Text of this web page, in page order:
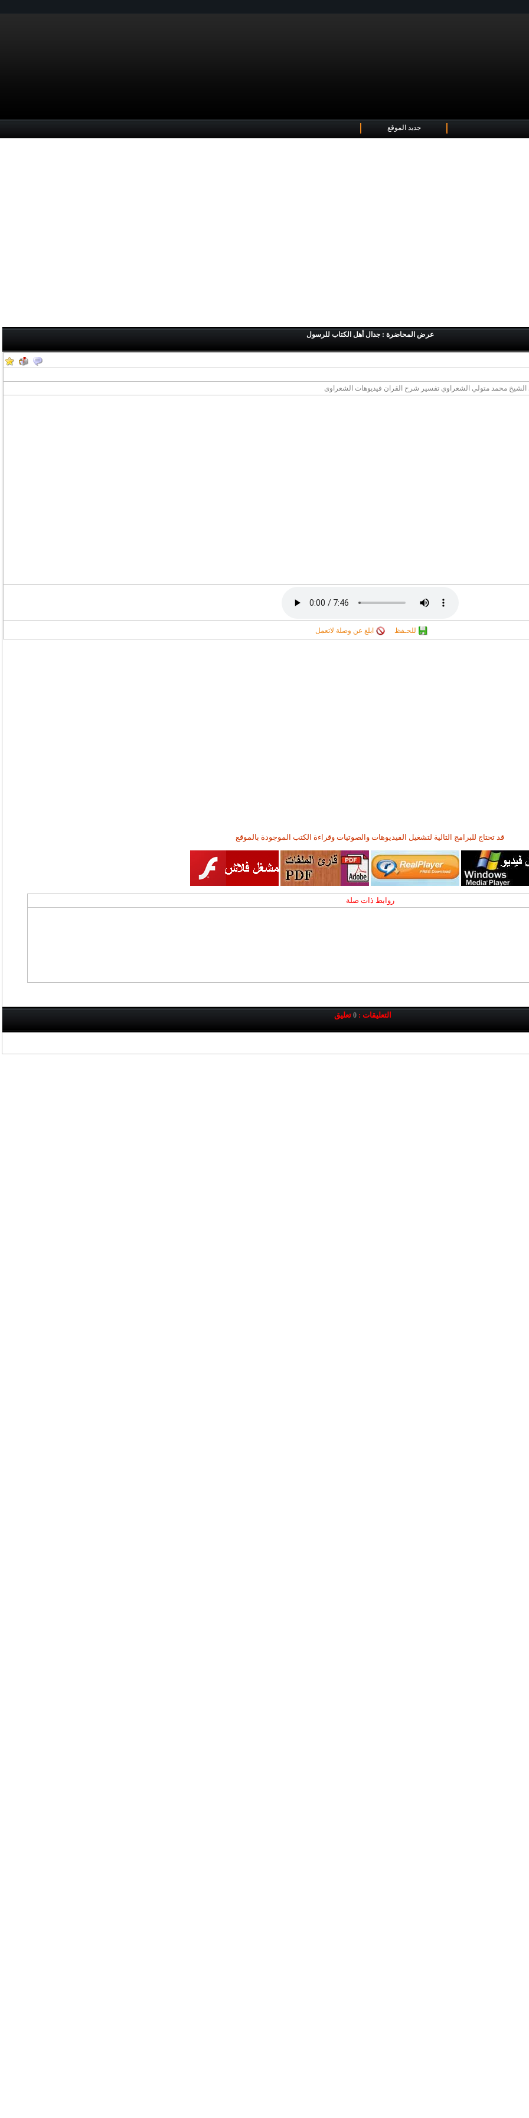
جديد الموقع
عرض المحاضرة : جدال أهل الكتاب للرسول
الشيخ محمد متولي الشعراوي تفسير شرح القران فيديوهات الشعراوى
للحـفظ ابلغ عن وصلة لاتعمل
قد تحتاج للبرامج التالية لتشغيل الفيديوهات والصوتيات وقراءة الكتب الموجودة بالموقع
روابط ذات صلة
التعليقات : 0 تعليق